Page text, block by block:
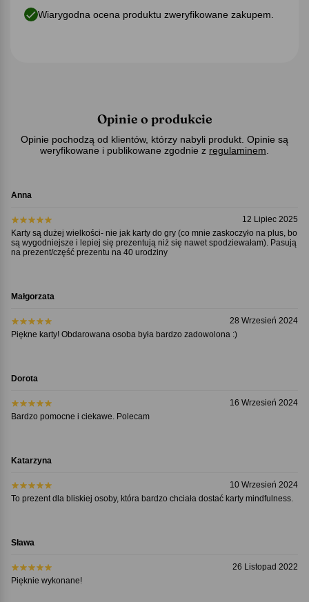
Wiarygodna ocena produktu zweryfikowane zakupem.
Opinie o produkcie
Opinie pochodzą od klientów, którzy nabyli produkt. Opinie są
weryfikowane i publikowane zgodnie z regulaminem
Anna
12 Lipiec 2025
Karty są dużej wielkości- nie jak karty do gry (co mnie zaskoczyło na plus, bo
są wygodniejsze i lepiej się prezentują niż się nawet spodziewałam). Pasują
na prezent/część prezentu na 40 urodziny
Małgorzata
28 Wrzesień 2024
Piękne karty! Obdarowana osoba była bardzo zadowolona :)
Dorota
16 Wrzesień 2024
Bardzo pomocne i ciekawe. Polecam
Katarzyna
10 Wrzesień 2024
To prezent dla bliskiej osoby, która bardzo chciała dostać karty mindfulness.
Sława
26 Listopad 2022
Pięknie wykonane!